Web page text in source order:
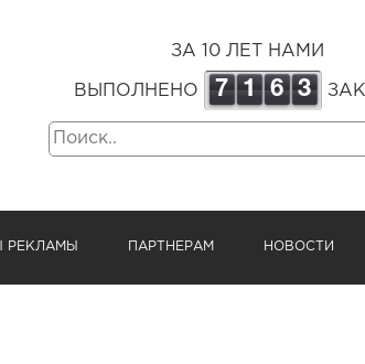
ЗА 10 ЛЕТ НАМИ
ВЫПОЛНЕНО 7 1 6 3
РЕКЛАМЫ ПАРТНЕРАМ НОВОСТИ